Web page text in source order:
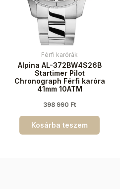
Férfi karórák
Alpina AL-372BW4S26B
Startimer Pilot
Chronograph Férfi karóra
41mm 10ATM
398 990 Ft
Kosárba teszem